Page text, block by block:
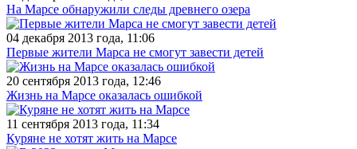
На Марсе обнаружили следы древнего озера
04 декабря 2013 года, 11:06
Первые жители Марса не смогут завести детей
20 сентября 2013 года, 12:46
Жизнь на Марсе оказалась ошибкой
11 сентября 2013 года, 11:34
Куряне не хотят жить на Марсе